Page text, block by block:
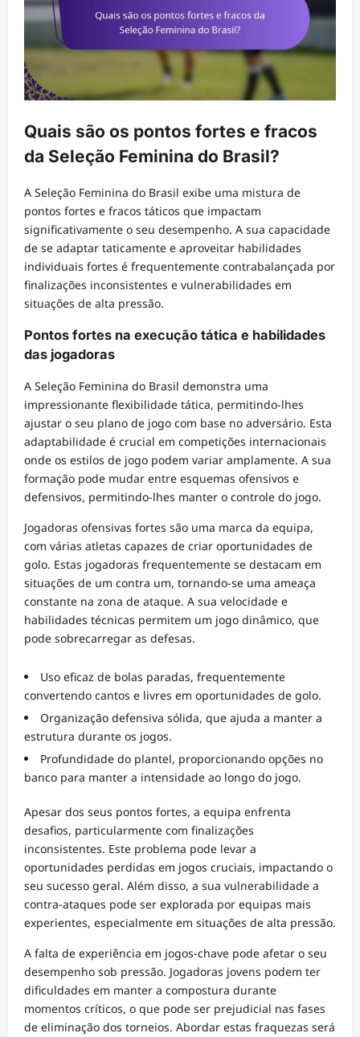
Quais são os pontos fortes e fracos
da Seleção Feminina do Brasil?
A Seleção Feminina do Brasil exibe uma mistura de
pontos fortes e fracos táticos que impactam
significativamente o seu desempenho. A sua capacidade
de se adaptar taticamente e aproveitar habilidades
individuais fortes é frequentemente contrabalançada por
finalizações inconsistentes e vulnerabilidades em
situações de alta pressão.
Pontos fortes na execução tática e habilidades
das jogadoras
A Seleção Feminina do Brasil demonstra uma
impressionante flexibilidade tática, permitindo-lhes
ajustar o seu plano de jogo com base no adversário. Esta
adaptabilidade é crucial em competições internacionais
onde os estilos de jogo podem variar amplamente. A sua
formação pode mudar entre esquemas ofensivos e
defensivos, permitindo-lhes manter o controle do jogo.
Jogadoras ofensivas fortes são uma marca da equipa,
com várias atletas capazes de criar oportunidades de
golo. Estas jogadoras frequentemente se destacam em
situações de um contra um, tornando-se uma ameaça
constante na zona de ataque. A sua velocidade e
habilidades técnicas permitem um jogo dinâmico, que
pode sobrecarregar as defesas.
Uso eficaz de bolas paradas, frequentemente
convertendo cantos e livres em oportunidades de golo.
Organização defensiva sólida, que ajuda a manter a
estrutura durante os jogos.
Profundidade do plantel, proporcionando opções no
banco para manter a intensidade ao longo do jogo.
Apesar dos seus pontos fortes, a equipa enfrenta
desafios, particularmente com finalizações
inconsistentes. Este problema pode levar a
oportunidades perdidas em jogos cruciais, impactando o
seu sucesso geral. Além disso, a sua vulnerabilidade a
contra-ataques pode ser explorada por equipas mais
experientes, especialmente em situações de alta pressão.
A falta de experiência em jogos-chave pode afetar o seu
desempenho sob pressão. Jogadoras jovens podem ter
dificuldades em manter a compostura durante
momentos críticos, o que pode ser prejudicial nas fases
de eliminação dos torneios. Abordar estas fraquezas será